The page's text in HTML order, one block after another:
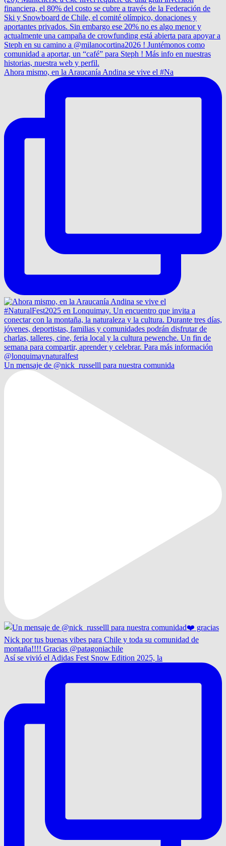
Ahora mismo, en la Araucanía Andina se vive el #Na
Un mensaje de @nick_russelll para nuestra comunida
Así se vivió el Adidas Fest Snow Edition 2025, la